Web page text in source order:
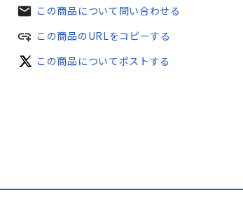
mail この商品について問い合わせる
add_link この商品のURLをコピーする
この商品についてポストする